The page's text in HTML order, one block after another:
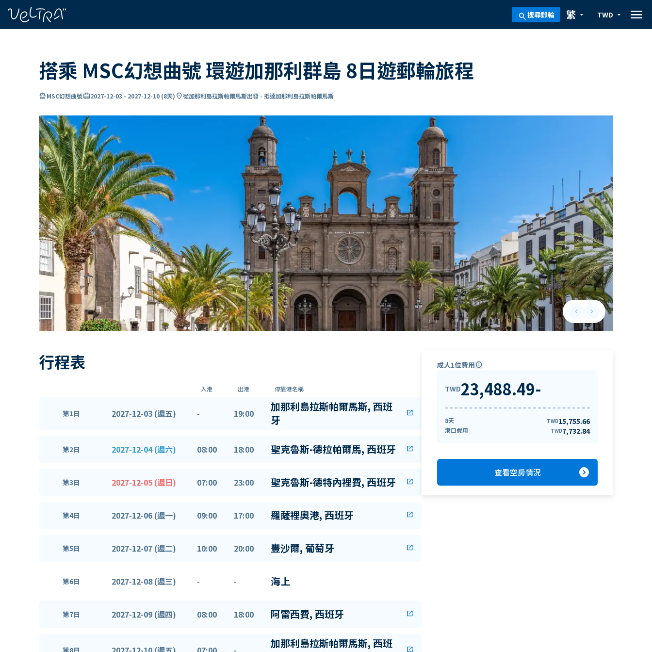
search搜尋郵輪 arrow_drop_down
繁 arrow_drop_down
TWD menu
搭乘 MSC幻想曲號 環遊加那利群島 8日遊郵輪旅程
directions_boatMSC幻想曲號card_travel2027-12-03 - 2027-12-10 (8天) location_on從加那利島拉斯帕爾馬斯出發 - 抵達加那利島拉斯帕爾馬斯
keyboard_arrow_leftPrevious slide
keyboard_arrow_rightNext slide
行程表
入港 出港 停靠港名稱
第1日 2027-12-03 (週五) - 19:00
加那利島拉斯帕爾馬斯, 西班
牙
open_in_new
第2日 2027-12-04 (週六) 08:00 18:00 聖克魯斯-德拉帕爾馬, 西班牙 open_in_new
第3日 2027-12-05 (週日) 07:00 23:00 聖克魯斯-德特內裡費, 西班牙 open_in_new
第4日 2027-12-06 (週一) 09:00 17:00 羅薩裡奧港, 西班牙 open_in_new
第5日 2027-12-07 (週二) 10:00 20:00 豐沙爾, 葡萄牙 open_in_new
第6日 2027-12-08 (週三) - - 海上
第7日 2027-12-09 (週四) 08:00 18:00 阿雷西費, 西班牙 open_in_new
第8日
加那利島拉斯帕爾馬斯, 西班
open_in_new
成人1位費用info
TWD23,488.49-
8天 TWD15,755.66
港口費用 TWD7,732.84
查看空房情況 expand_circle_right